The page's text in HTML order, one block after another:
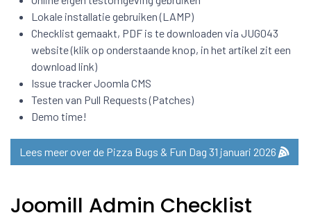
Lokale installatie gebruiken (LAMP)
Checklist gemaakt, PDF is te downloaden via JUG043
website (klik op onderstaande knop, in het artikel zit een
download link)
Issue tracker Joomla CMS
Testen van Pull Requests (Patches)
Demo time!
Lees meer over de Pizza Bugs & Fun Dag 31 januari 2026
Joomill Admin Checklist